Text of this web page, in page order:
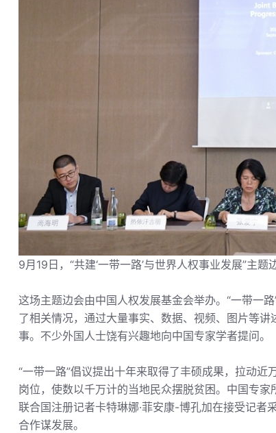
9月19日，“共建‘一带一路’与世界人权事业发展”主
这场主题边会由中国人权发展基金会举办。“一带一
了相关情况，通过大量事实、数据、视频、图片等
事。不少外国人士饶有兴趣地向中国专家学者提问。
“一带一路”倡议提出十年来取得了丰硕成果，拉动
岗位，使数以千万计的当地民众摆脱贫困。中国专
联合国注册记者卡特琳娜·菲安康-博孔加在接受记者
合作谋发展。